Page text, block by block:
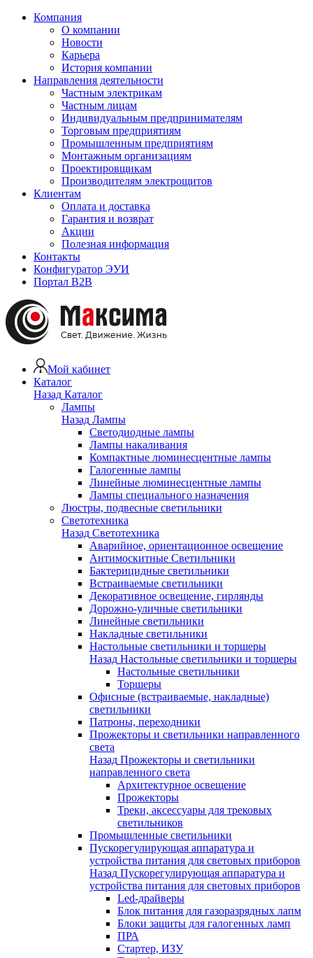
Компания
О компании
Новости
Карьера
История компании
Направления деятельности
Частным электрикам
Частным лицам
Индивидуальным предпринимателям
Торговым предприятиям
Промышленным предприятиям
Монтажным организациям
Проектировщикам
Производителям электрощитов
Клиентам
Оплата и доставка
Гарантия и возврат
Акции
Полезная информация
Контакты
Конфигуратор ЭУИ
Портал B2B
Мой кабинет
Каталог
Назад Каталог
Лампы
Назад Лампы
Светодиодные лампы
Лампы накаливания
Компактные люминесцентные лампы
Галогенные лампы
Линейные люминесцентные лампы
Лампы специального назначения
Люстры, подвесные светильники
Светотехника
Назад Светотехника
Аварийное, ориентационное освещение
Антимоскитные Светильники
Бактерицидные светильники
Встраиваемые светильники
Декоративное освещение, гирлянды
Дорожно-уличные светильники
Линейные светильники
Накладные светильники
Настольные светильники и торшеры
Назад Настольные светильники и торшеры
Настольные светильники
Торшеры
Офисные (встраиваемые, накладные)
светильники
Патроны, переходники
Прожекторы и светильники направленного
света
Назад Прожекторы и светильники
направленного света
Архитектурное освещение
Прожекторы
Треки, аксессуары для трековых
светильников
Промышленные светильники
Пускорегулирующая аппаратура и
устройства питания для световых приборов
Назад Пускорегулирующая аппаратура и
устройства питания для световых приборов
Led-драйверы
Блок питания для газоразрядных лапм
Блоки защиты для галогенных ламп
ПРА
Стартер, ИЗУ